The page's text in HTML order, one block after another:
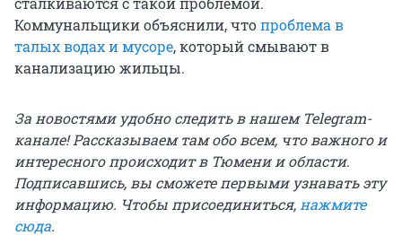
Коммунальщики объяснили, чтопроблема в
талых водах и мусоре, который смывают в
канализацию жильцы.
За новостями удобно следить в нашем Telegram-
канале! Рассказываем там обо всем, что важного и
интересного происходит в Тюмени и области.
Подписавшись, вы сможете первыми узнавать эту
информацию. Чтобы присоединиться,нажмите
сюда.